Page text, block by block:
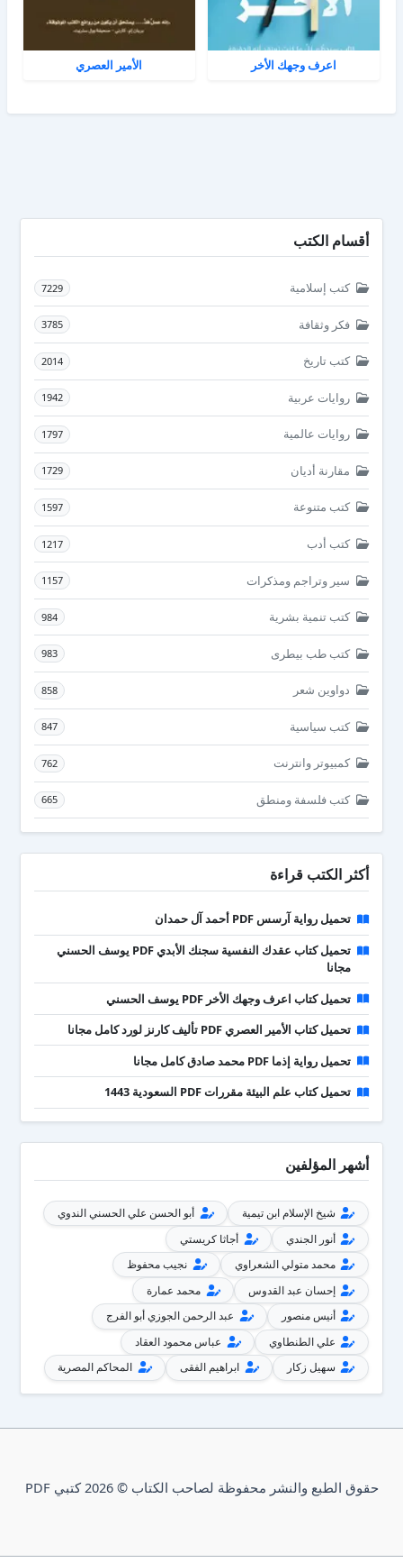
اعرف وجهك الأخر الأمير العصري
أقسام الكتب
كتب إسلامية 7229
فكر وثقافة 3785
كتب تاريخ 2014
روايات عربية 1942
روايات عالمية 1797
مقارنة أديان 1729
كتب متنوعة 1597
كتب أدب 1217
سير وتراجم ومذكرات 1157
كتب تنمية بشرية 984
كتب طب بيطرى 983
دواوين شعر 858
كتب سياسية 847
كمبيوتر وانترنت 762
كتب فلسفة ومنطق 665
أكثر الكتب قراءة
تحميل رواية آرسس PDF أحمد آل حمدان
تحميل كتاب عقدك النفسية سجنك الأبدي PDF يوسف الحسني
مجانا
تحميل كتاب اعرف وجهك الأخر PDF يوسف الحسني
تحميل كتاب الأمير العصري PDF تأليف كارنز لورد كامل مجانا
تحميل رواية إذما PDF محمد صادق كامل مجانا
تحميل كتاب علم البيئة مقررات PDF السعودية 1443
أشهر المؤلفين
شيخ الإسلام ابن تيمية
أبو الحسن علي الحسني الندوي
أنور الجندي
أجاثا كريستي
محمد متولي الشعراوي
نجيب محفوظ
إحسان عبد القدوس
محمد عمارة
أنيس منصور
عبد الرحمن الجوزي أبو الفرج
علي الطنطاوي
عباس محمود العقاد
سهيل زكار
ابراهيم الفقى المحاكم المصرية
حقوق الطبع والنشر محفوظة لصاحب الكتاب © 2026 كتبي PDF